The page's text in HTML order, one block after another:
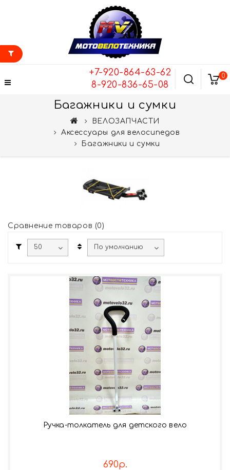
+7-920-864-63-62
8-920-836-65-08
0
Багажники и сумки
ВЕЛОЗАПЧАСТИ
Аксессуары для велосипедов
Багажники и сумки
Сравнение товаров (0)
Ручка-толкатель для детского вело
690р.